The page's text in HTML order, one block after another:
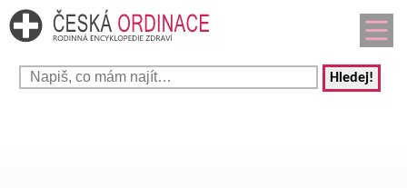
Hledej!